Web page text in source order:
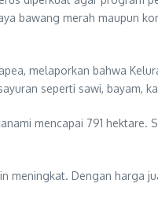
bawang merah maupun
melaporkan bahwa
seperti sawi, bayam,
mencapai 791
meningkat. Dengan harga